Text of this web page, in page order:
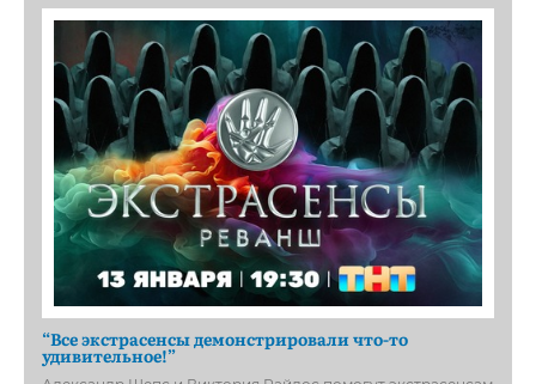
“Все экстрасенсы демонстрировали что-то
удивительное!”